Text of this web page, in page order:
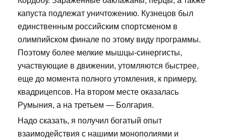
капуста подлежат уничтожению. Кузнецов был
единственным российским спортсменом в
олимпийском финале по этому виду программы.
Поэтому более мелкие мышцы-синергисты,
участвующие в движении, утомляются быстрее,
еще до момента полного утомления, к примеру,
квадрицепсов. На втором месте оказалась
Румыния, а на третьем — Болгария.
Надо сказать, я получил богатый опыт
взаимодействия с нашими монополиями и